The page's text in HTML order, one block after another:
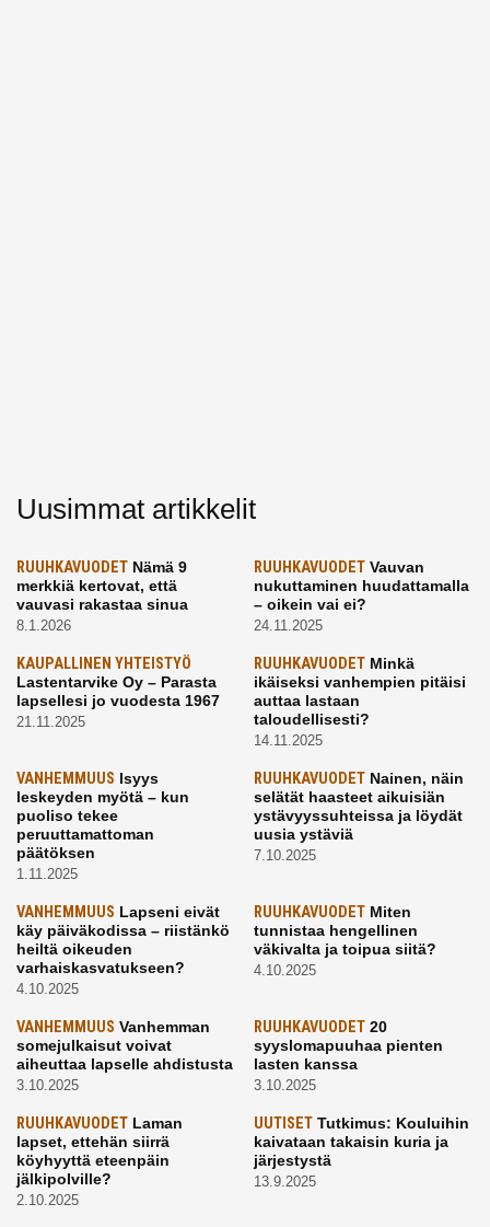
Uusimmat artikkelit
RUUHKAVUODET Nämä 9
merkkiä kertovat, että
vauvasi rakastaa sinua
8.1.2026
RUUHKAVUODETVauvan
nukuttaminen huudattamalla
– oikein vai ei?
24.11.2025
KAUPALLINEN YHTEISTYÖ
Lastentarvike Oy – Parasta
lapsellesi jo vuodesta 1967
21.11.2025
RUUHKAVUODETMinkä
ikäiseksi vanhempien pitäisi
auttaa lastaan
taloudellisesti?
14.11.2025
VANHEMMUUS Isyys
leskeyden myötä – kun
puoliso tekee
peruuttamattoman
päätöksen
1.11.2025
RUUHKAVUODETNainen, näin
selätät haasteet aikuisiän
ystävyyssuhteissa ja löydät
uusia ystäviä
7.10.2025
VANHEMMUUS Lapseni eivät
käy päiväkodissa – riistänkö
heiltä oikeuden
varhaiskasvatukseen?
4.10.2025
RUUHKAVUODETMiten
tunnistaa hengellinen
väkivalta ja toipua siitä?
4.10.2025
VANHEMMUUS Vanhemman
somejulkaisut voivat
aiheuttaa lapselle ahdistusta
3.10.2025
RUUHKAVUODET20
syyslomapuuhaa pienten
lasten kanssa
3.10.2025
RUUHKAVUODET Laman
lapset, ettehän siirrä
köyhyyttä eteenpäin
jälkipolville?
2.10.2025
UUTISETTutkimus: Kouluihin
kaivataan takaisin kuria ja
järjestystä
13.9.2025